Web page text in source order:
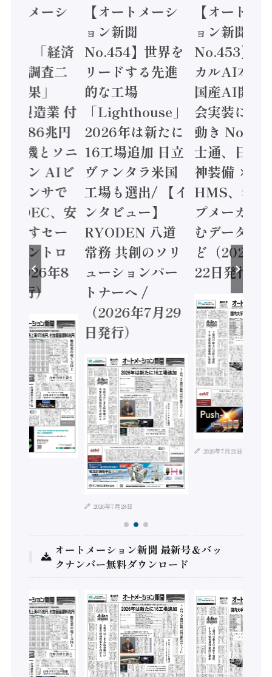
トメーシ
】「経済
態調査二
結果」
年製造業 付
額86兆円
電機とソニ
コン AIビ
センサで
/ IDEC、安
かすセー
コントロ
2026年8
発行）
【オートメーシ
ョン新聞
No.454】世界を
リードする先進
的な工場
「Lighthouse」
2026年は新たに
16工場追加 日立
ヴァンタラ米国
工場も選出/ 【イ
ンタビュー】
RYODEN 八道
常務 共創のソリ
ューションパー
トナーへ /
（2026年7月29
日発行）
2026年7月28日
【オートメ
ョン新聞
No.453】フ
カルAI本格
国産AI開発
会実装に活
動き
士通、日立
神装備 ×
HMS、老舗
プメーカー
むデータ活
ど（2026年
22日発行）
2026年7月21日
オートメーション新聞 最新号＆バッ
クナンバー無料ダウンロード